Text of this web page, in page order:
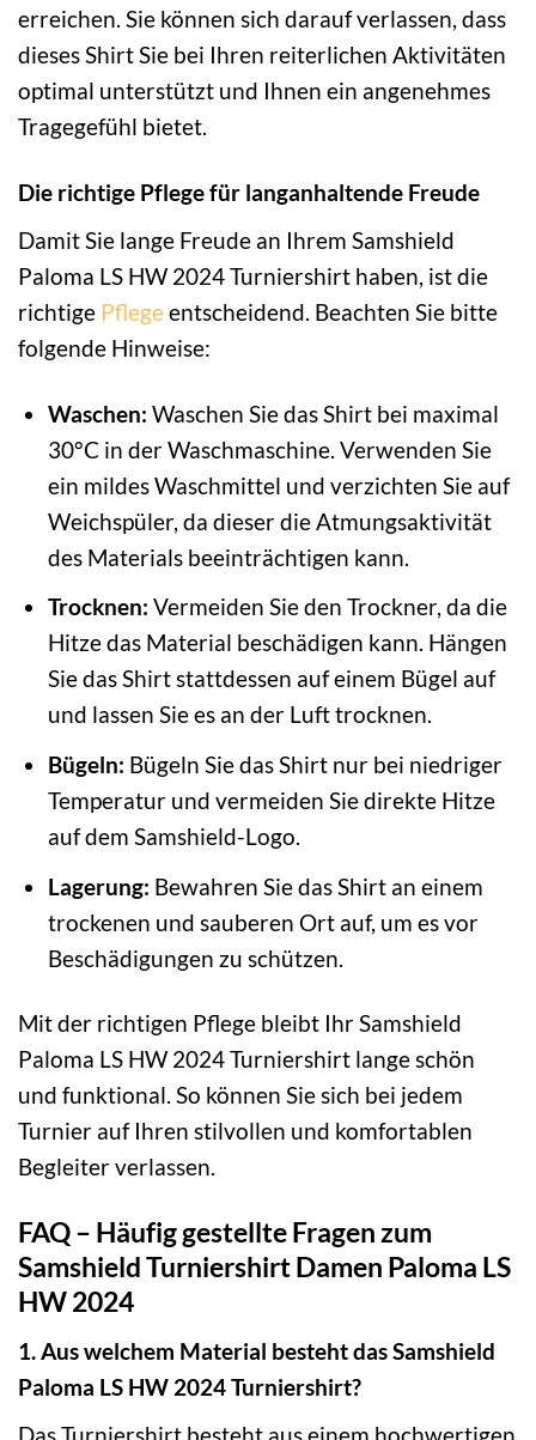
erreichen. Sie können sich darauf verlassen, dass
dieses Shirt Sie bei Ihren reiterlichen Aktivitäten
optimal unterstützt und Ihnen ein angenehmes
Tragegefühl bietet.
Die richtige Pflege für langanhaltende Freude
Damit Sie lange Freude an Ihrem Samshield
Paloma LS HW 2024 Turniershirt haben, ist die
richtige Pflegeentscheidend. Beachten Sie bitte
folgende Hinweise:
Waschen: Waschen Sie das Shirt bei maximal
30°C in der Waschmaschine. Verwenden Sie
ein mildes Waschmittel und verzichten Sie auf
Weichspüler, da dieser die Atmungsaktivität
des Materials beeinträchtigen kann.
Trocknen: Vermeiden Sie den Trockner, da die
Hitze das Material beschädigen kann. Hängen
Sie das Shirt stattdessen auf einem Bügel auf
und lassen Sie es an der Luft trocknen.
Bügeln: Bügeln Sie das Shirt nur bei niedriger
Temperatur und vermeiden Sie direkte Hitze
auf dem Samshield-Logo.
Lagerung: Bewahren Sie das Shirt an einem
trockenen und sauberen Ort auf, um es vor
Beschädigungen zu schützen.
Mit der richtigen Pflege bleibt Ihr Samshield
Paloma LS HW 2024 Turniershirt lange schön
und funktional. So können Sie sich bei jedem
Turnier auf Ihren stilvollen und komfortablen
Begleiter verlassen.
FAQ – Häufig gestellte Fragen zum
Samshield Turniershirt Damen Paloma LS
HW 2024
1. Aus welchem Material besteht das Samshield
Paloma LS HW 2024 Turniershirt?
Das Turniershirt besteht aus einem hochwertigen